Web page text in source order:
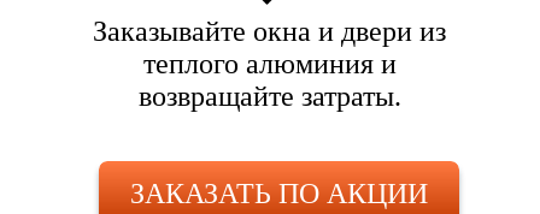
Заказывайте окна и двери из
теплого алюминия и
возвращайте затраты.
ЗАКАЗАТЬ ПО АКЦИИ